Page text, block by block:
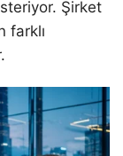
Şirket
farklı